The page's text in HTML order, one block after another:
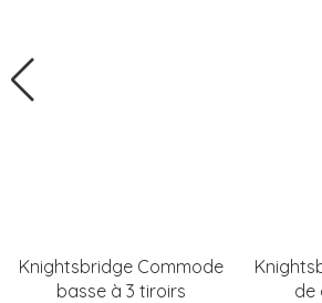
Knightsbridge Commode
basse à 3 tiroirs
de